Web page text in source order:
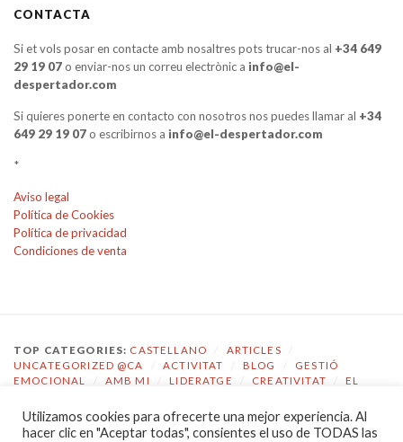
CONTACTA
Si et vols posar en contacte amb nosaltres pots trucar-nos al +34 649
29 19 07o enviar-nos un correu electrònic a info@el-
despertador.com
Si quieres ponerte en contacto con nosotros nos puedes llamar al +34
649 29 19 07o escribirnos a info@el-despertador.com
*
Aviso legal
Política de Cookies
Política de privacidad
Condiciones de venta
TOP CATEGORIES: CASTELLANO ARTICLES
UNCATEGORIZED @CA
ACTIVITAT BLOG
GESTIÓ
EMOCIONAL
AMB MI LIDERATGE CREATIVITAT
EL
TOP TAGS: COACHING / GESTIÓ EMOCIONAL / ECOLOGIA
EMOCIONAL / EL DESPERTADOR / CONSCIÈNCIA /
Utilizamos cookies para ofrecerte una mejor experiencia. Al
hacer clic en "Aceptar todas", consientes el uso de TODAS las